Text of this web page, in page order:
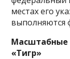
местах его
выполняются
Масштабные
«Тигр»